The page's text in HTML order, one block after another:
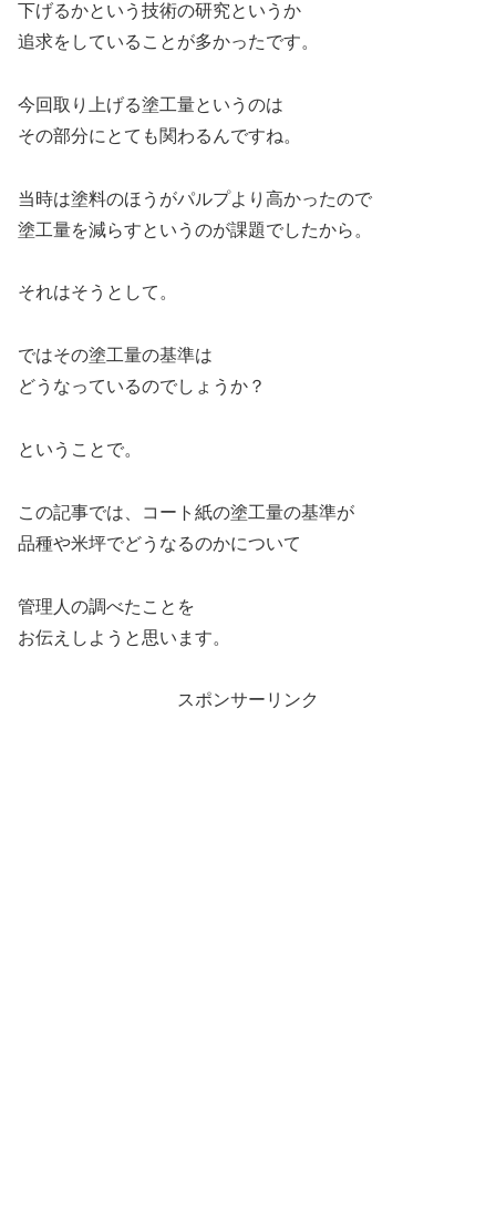
下げるかという技術の研究というか
追求をしていることが多かったです。
今回取り上げる塗工量というのは
その部分にとても関わるんですね。
当時は塗料のほうがパルプより高かったので
塗工量を減らすというのが課題でしたから。
それはそうとして。
ではその塗工量の基準は
どうなっているのでしょうか？
ということで。
この記事では、コート紙の塗工量の基準が
品種や米坪でどうなるのかについて
管理人の調べたことを
お伝えしようと思います。
スポンサーリンク